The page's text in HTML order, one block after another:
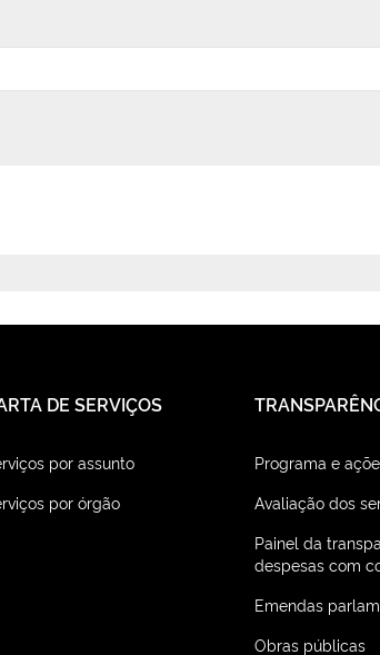
DE SERVIÇOS
por assunto
por órgão
Programa e
Avaliação dos
Painel da
despesas com
Emendas
Obras públicas